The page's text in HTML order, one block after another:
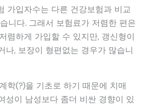
가입자수는 다른 건강보험과 비교
니다. 그래서 보험료가 저렴한 편은
렴하게 가입할 수 있지만, 갱신형이
나, 보장이 형편없는 경우가 많습니
학(?)을 기초로 하기 때문에 치매
성이 남성보다 좀더 비싼 경향이 있